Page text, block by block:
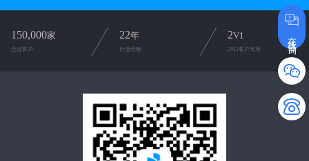
在线咨询
150,000家
企业客户
22年
行业经验
2V1
2对1客户支持